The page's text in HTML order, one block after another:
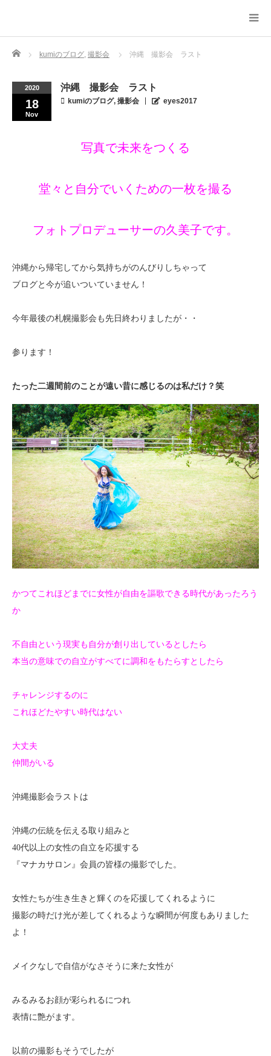
Home kumiのブログ, 撮影会 沖縄 撮影会 ラスト
2020
18
Nov
沖縄 撮影会 ラスト
kumiのブログ, 撮影会 eyes2017
写真で未来をつくる
堂々と自分でいくための一枚を撮る
フォトプロデューサーの久美子です。
沖縄から帰宅してから気持ちがのんびりしちゃって
ブログと今が追いついていません！
今年最後の札幌撮影会も先日終わりましたが・・
参ります！
たった二週間前のことが遠い昔に感じるのは私だけ？笑
かつてこれほどまでに女性が自由を謳歌できる時代があったろう
か
不自由という現実も自分が創り出しているとしたら
本当の意味での自立がすべてに調和をもたらすとしたら
チャレンジするのに
これほどたやすい時代はない
大丈夫
仲間がいる
沖縄撮影会ラストは
沖縄の伝統を伝える取り組みと
40代以上の女性の自立を応援する
『マナカサロン』会員の皆様の撮影でした。
女性たちが生き生きと輝くのを応援してくれるように
撮影の時だけ光が差してくれるような瞬間が何度もありました
よ！
メイクなしで自信がなさそうに来た女性が
みるみるお顔が彩られるにつれ
表情に艶がます。
以前の撮影もそうでしたが